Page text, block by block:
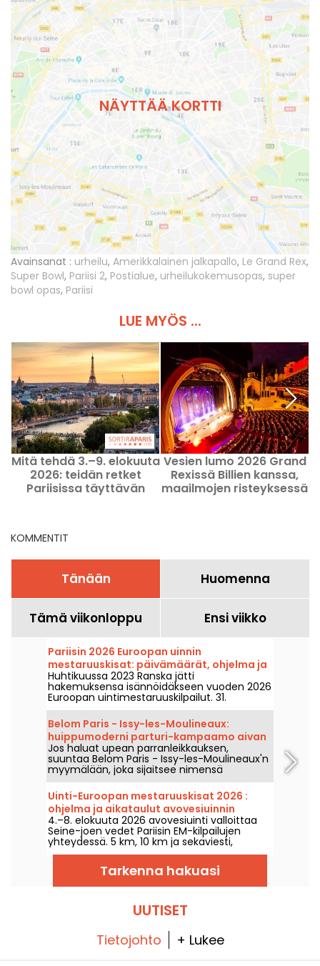
NÄYTTÄÄ KORTTI
Avainsanat : urheilu, Amerikkalainen jalkapallo, Le Grand Rex,
Super Bowl, Pariisi 2, Postialue, urheilukokemusopas, super
bowl opas, Pariisi
LUE MYÖS ...
Mitä tehdä 3.–9. elokuuta
2026: teidän retket
Pariisissa täyttävän
Vesien lumo 2026 Grand
Rexissä Billien kanssa,
maailmojen risteyksessä
KOMMENTIT
Tänään Huomenna
Tämä viikonloppu Ensi viikko
Pariisin 2026 Euroopan uinnin
mestaruuskisat: päivämäärät, ohjelma ja
kilpailuun liittyvät tiedot
Huhtikuussa 2023 Ranska jätti
hakemuksensa isännöidäkseen vuoden 2026
Euroopan uintimestaruuskilpailut. 31.
heinäkuuta–16. elokuuta Olymppinen
Uintikeskus toivottaa sinut tervetulleeksi
kannustamaan uimareitamme. Tässä kaikki
tiedot kilpailusta ja lajeista!
Belom Paris - Issy-les-Moulineaux:
huippumoderni parturi-kampaamo aivan
Pariisin ulkopuolella
Jos haluat upean parranleikkauksen,
suuntaa Belom Paris - Issy-les-Moulineaux'n
myymälään, joka sijaitsee nimensä
mukaisesti Issy-les-Moulineaux'ssa. Se on
täydellinen tilaisuus näyttää parhaalta ja
hemmotella itseäsi!
Uinti-Euroopan mestaruuskisat 2026 :
ohjelma ja aikataulut avovesiuinnin
kilpailuille
4.–8. elokuuta 2026 avovesiuinti valloittaa
Seine-joen vedet Pariisin EM-kilpailujen
yhteydessä. 5 km, 10 km ja sekaviesti,
parhaat avovesiuimarit kilpailevat
luonnonkauniissa, myyttisessä ympäristössä.
Tarkenna hakuasi
UUTISET
Tietojohto + Lukee